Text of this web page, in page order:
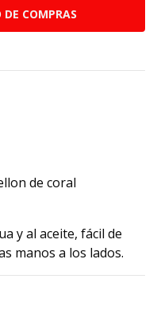
de coral
y al aceite, fácil de
manos a los lados.